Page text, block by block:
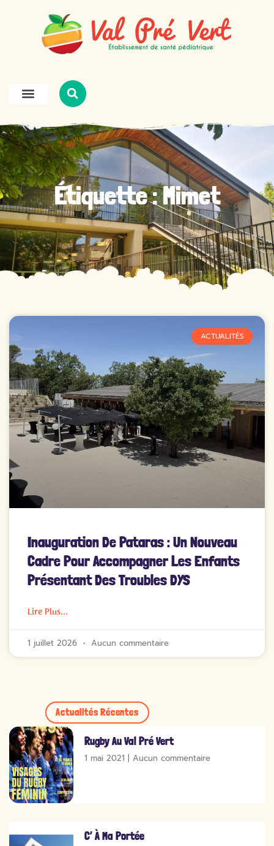
Étiquette : Mimet
ACTUALITÉS
Inauguration De Pataras : Un Nouveau
Cadre Pour Accompagner Les Enfants
Présentant Des Troubles DYS
Lire Plus...
1 juillet 2026 Aucun commentaire
Actualités Récentes
Rugby Au Val Pré Vert
1 mai 2021 Aucun commentaire
C’ À Ma Portée